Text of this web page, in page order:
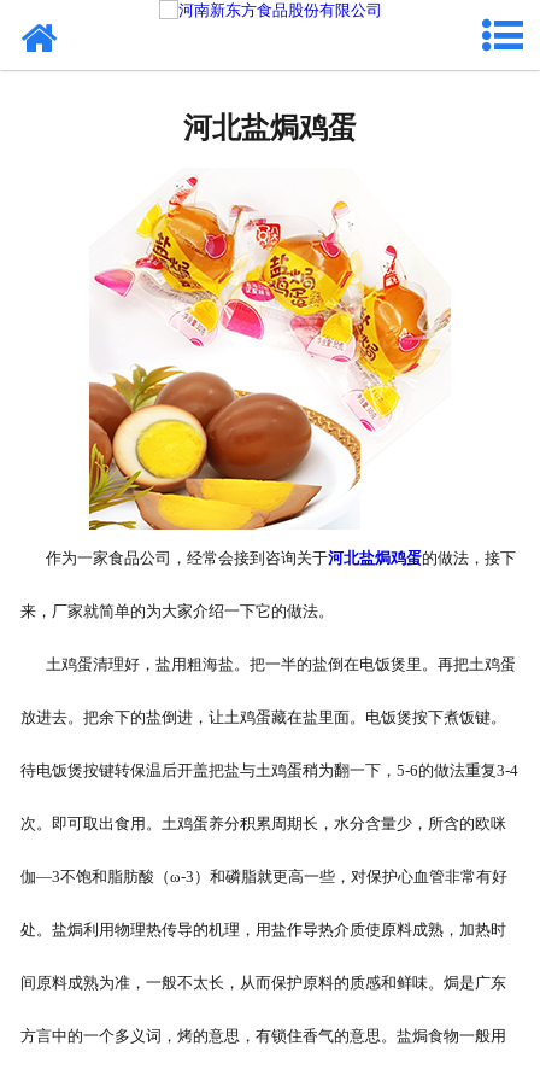
河北熟食品
河北调味品
河北鸡蛋壳粉
河北新东方食品
河北食品代加工
河北精忠报国八大锤典故版
- 河北蜜汁味卤蛋
- 河北茶香味卤蛋
河北盐焗鸡蛋
作为一家食品公司，经常会接到咨询关于河北盐焗鸡蛋的做法，接下
来，厂家就简单的为大家介绍一下它的做法。
土鸡蛋清理好，盐用粗海盐。把一半的盐倒在电饭煲里。再把土鸡蛋
放进去。把余下的盐倒进，让土鸡蛋藏在盐里面。电饭煲按下煮饭键。
待电饭煲按键转保温后开盖把盐与土鸡蛋稍为翻一下，5-6的做法重复3-4
次。即可取出食用。土鸡蛋养分积累周期长，水分含量少，所含的欧咪
伽—3不饱和脂肪酸（ω-3）和磷脂就更高一些，对保护心血管非常有好
处。盐焗利用物理热传导的机理，用盐作导热介质使原料成熟，加热时
间原料成熟为准，一般不太长，从而保护原料的质感和鲜味。焗是广东
方言中的一个多义词，烤的意思，有锁住香气的意思。盐焗食物一般用